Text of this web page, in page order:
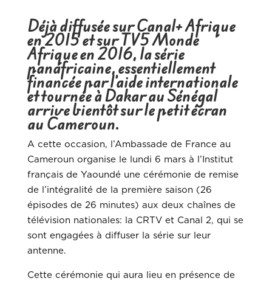
Déjà diffusée sur Canal+ Afrique
en 2015 et sur TV5 Monde
Afrique en 2016, la série
panafricaine, essentiellement
financée par l’aide internationale
et tournée à Dakar au Sénégal
arrive bientôt sur le petit écran
au Cameroun.
A cette occasion, l’Ambassade de France au
Cameroun organise le lundi 6 mars à l’Institut
français de Yaoundé une cérémonie de remise
de l’intégralité de la première saison (26
épisodes de 26 minutes) aux deux chaînes de
télévision nationales: la CRTV et Canal 2, qui se
sont engagées à diffuser la série sur leur
antenne.
Cette cérémonie qui aura lieu en présence de